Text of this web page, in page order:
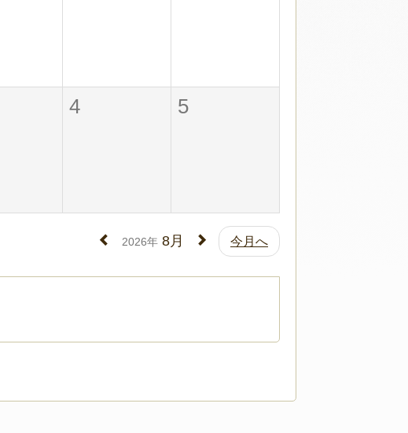
4 5
2026年 8月 今月へ